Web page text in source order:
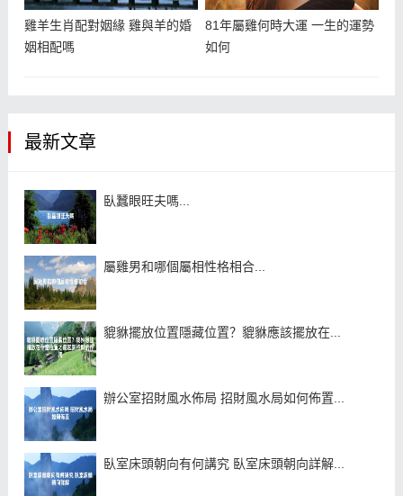
雞羊生肖配對姻緣 雞與羊的婚
姻相配嗎
81年屬雞何時大運 一生的運勢
如何
最新文章
臥蠶眼旺夫嗎...
屬雞男和哪個屬相性格相合...
貔貅擺放位置隱藏位置？貔貅應該擺放在...
辦公室招財風水佈局 招財風水局如何佈置...
臥室床頭朝向有何講究 臥室床頭朝向詳解...